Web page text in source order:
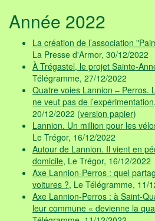
Année 2022
La création de l’association
La Presse d'Armor, 30/12/2022
À Trégastel, le projet Sainte-
Télégramme, 27/12/2022
Quatre voies Lannion – Perros.
ne veut pas de l’expérimentation
20/12/2022 (version papier)
Lannion. Un million pour les
Le Trégor, 16/12/2022
Autour de Lannion. Il vient en
domicile, Le Trégor, 16/12/2022
Axe Lannion-Perros : quel
voitures ?, Le Télégramme, 11/
Axe Lannion-Perros : à Saint-
leur commune « devienne la